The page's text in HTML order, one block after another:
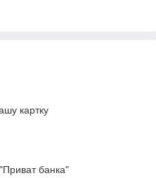
картку
банка"